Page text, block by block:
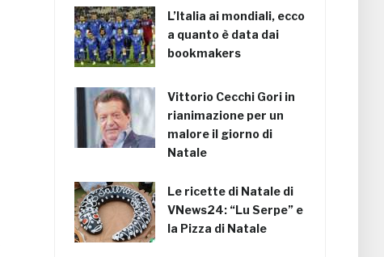
L’Italia ai mondiali, ecco
a quanto è data dai
bookmakers
Vittorio Cecchi Gori in
rianimazione per un
malore il giorno di
Natale
Le ricette di Natale di
VNews24: “Lu Serpe” e
la Pizza di Natale